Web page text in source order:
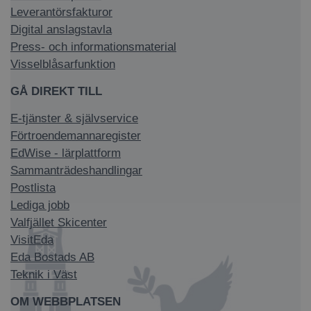
Leverantörsfakturor
Digital anslagstavla
Press- och informationsmaterial
Visselblåsarfunktion
GÅ DIREKT TILL
E-tjänster & självservice
Förtroendemannaregister
EdWise - lärplattform
Sammanträdeshandlingar
Postlista
Lediga jobb
Valfjället Skicenter
VisitEda
Eda Bostads AB
Teknik i Väst
OM WEBBPLATSEN